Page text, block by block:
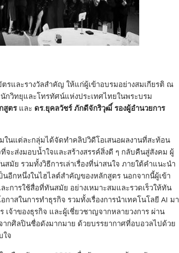
รและรางวัลสำคัญ ให้แก่ผู้เข้าอบรมอย่างสมเกียรติ ณ
วิทยุและโทรทัศน์แห่งประเทศไทยในพระบรม
สูตรและ ดร.ยุคลวัชร์ ภักดีจักริวุฒิ์ รองผู้อำนวยการ
ในแต่ละกลุ่มได้จัดทำคลิปวิดีโอเสนอผลงานที่สะท้อน
จะส่งมอบน้ำใจและสร้างสรรค์สิ่งดี ๆ กลับคืนสู่สังคม ผู้
มัย รวมทั้งวิธีการเล่าเรื่องที่น่าสนใจ ภายใต้คำแนะนำ
อีกหนึ่งในไฮไลต์สำคัญของหลักสูตร นอกจากนี้ผู้เข้า
การใช้สื่อที่ทันสมัย อย่างเหมาะสมและรวดเร็วให้ทัน
าสในการทำธุรกิจ รวมทั้งเรื่องการนำเทคโนโลยี AI มา
จ้าของธุรกิจ และผู้เชี่ยวชาญจากหลายวงการ ผ่าน
กศิลปินชื่อดังมากมาย ด้วยบรรยากาศที่อบอวลไปด้วย
ใจ